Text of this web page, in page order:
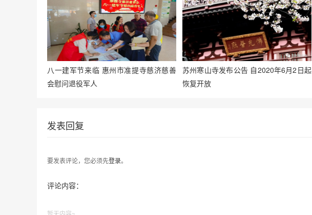
八一建军节来临 惠州市准提寺慈济慈善
会慰问退役军人
苏州寒山寺发布公告 自2020年6月2日起
恢复开放
发表回复
要发表评论，您必须先登录。
评论内容：
暂无内容~